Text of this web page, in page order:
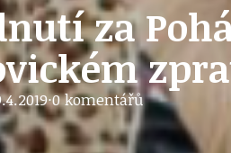
za
·0 komentářů